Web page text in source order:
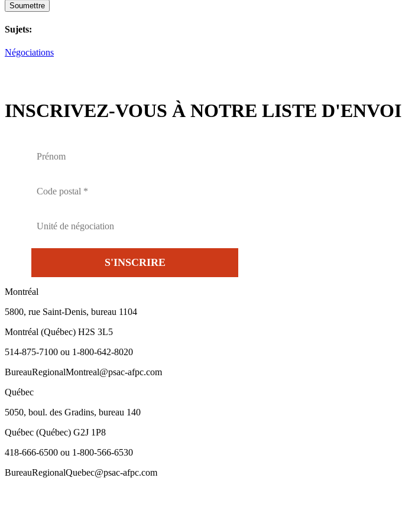
Soumettre
Sujets:
Négociations
INSCRIVEZ-VOUS À NOTRE LISTE D'ENVOI
Montréal
5800, rue Saint-Denis, bureau 1104
Montréal (Québec) H2S 3L5
514-875-7100 ou 1-800-642-8020
BureauRegionalMontreal@psac-afpc.com
Québec
5050, boul. des Gradins, bureau 140
Québec (Québec) G2J 1P8
418-666-6500 ou 1-800-566-6530
BureauRegionalQuebec@psac-afpc.com